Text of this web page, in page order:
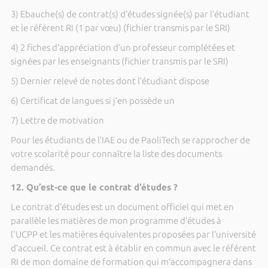
3) Ebauche(s) de contrat(s) d’études signée(s) par l’étudiant
et le référent RI (1 par vœu) (fichier transmis par le SRI)
4) 2 fiches d’appréciation d’un professeur complétées et
signées par les enseignants (fichier transmis par le SRI)
5) Dernier relevé de notes dont l’étudiant dispose
6) Certificat de langues si j’en possède un
7) Lettre de motivation
Pour les étudiants de l’IAE ou de PaoliTech se rapprocher de
votre scolarité pour connaître la liste des documents
demandés.
12. Qu’est-ce que le contrat d’études ?
Le contrat d’études est un document officiel qui met en
parallèle les matières de mon programme d’études à
l'UCPP et les matières équivalentes proposées par l’université
d’accueil. Ce contrat est à établir en commun avec le référent
RI de mon domaine de formation qui m’accompagnera dans